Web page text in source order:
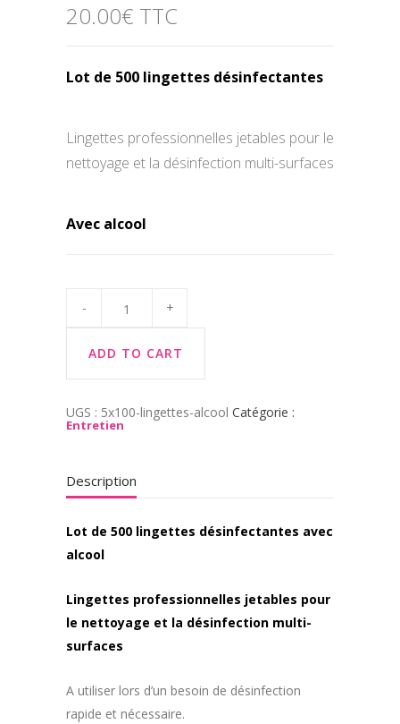
20.00€ TTC
Lot de 500 lingettes désinfectantes
Lingettes professionnelles jetables pour le
nettoyage et la désinfection multi-surfaces
Avec alcool
désinfectantes
(avec
quantity
ADD TO CART
UGS : 5x100-lingettes-alcool Catégorie :
Entretien
Description
Lot de 500 lingettes désinfectantes avec
alcool
Lingettes professionnelles jetables pour
le nettoyage et la désinfection multi-
surfaces
A utiliser lors d’un besoin de désinfection
rapide et nécessaire.